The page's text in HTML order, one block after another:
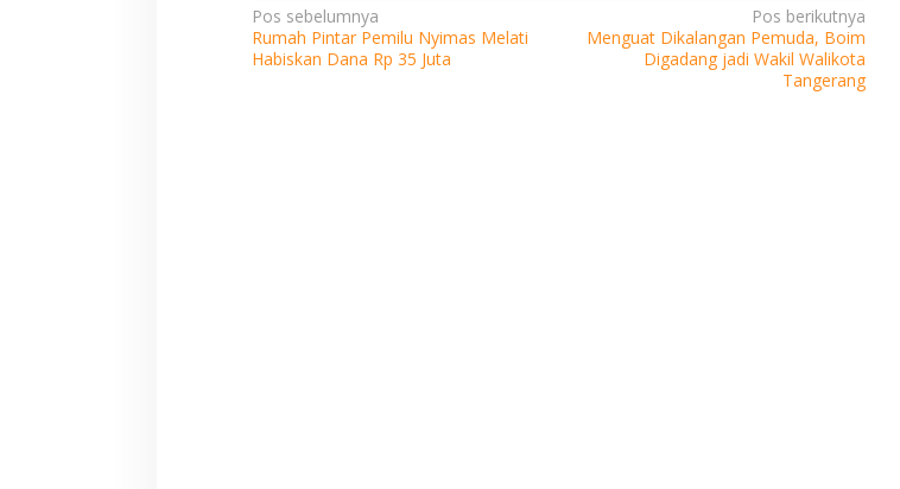
Navigasi
pos
Pos sebelumnya
Rumah Pintar Pemilu Nyimas Melati
Habiskan Dana Rp 35 Juta
Pos berikutnya
Menguat Dikalangan Pemuda, Boim
Digadang jadi Wakil Walikota
Tangerang